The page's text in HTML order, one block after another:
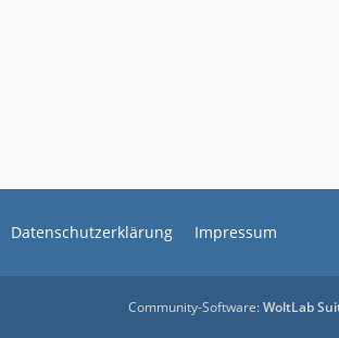
Datenschutzerklärung Impressum
Community-Software:WoltLab